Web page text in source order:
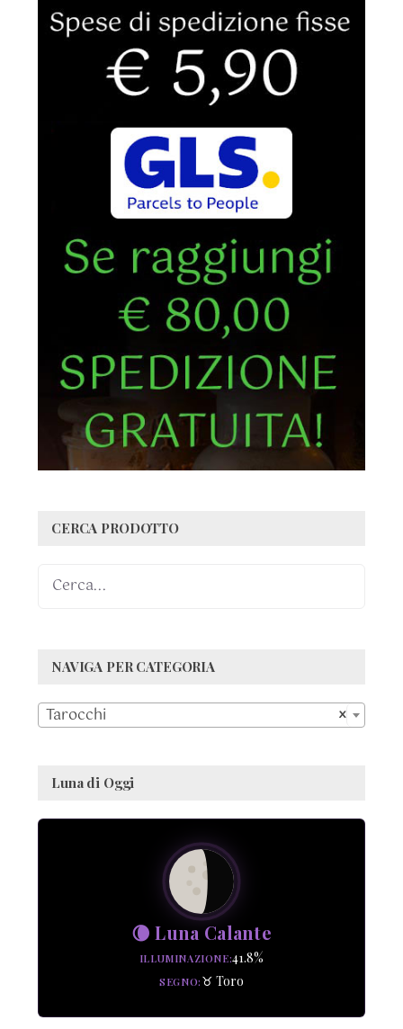
CERCA PRODOTTO
NAVIGA PER CATEGORIA
×
Tarocchi
Luna di Oggi
🌘 Luna Calante
ILLUMINAZIONE 41.8%
SEGNO ♉ Toro